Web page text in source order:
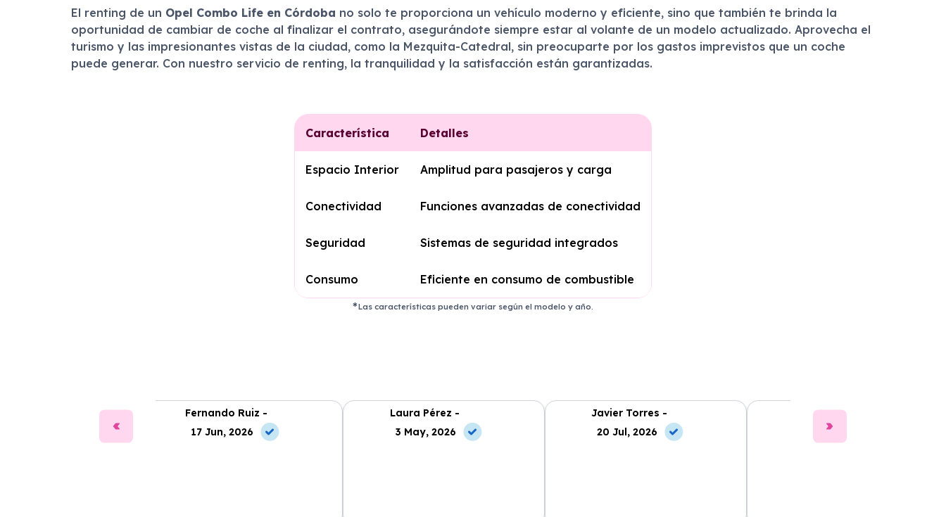
El renting de un Opel Combo Life en Córdoba no solo te proporciona un vehículo moderno y eficiente, sino que también te brinda la
oportunidad de cambiar de coche al finalizar el contrato, asegurándote siempre estar al volante de un modelo actualizado. Aprovecha el
turismo y las impresionantes vistas de la ciudad, como la Mezquita-Catedral, sin preocuparte por los gastos imprevistos que un coche
puede generar. Con nuestro servicio de renting, la tranquilidad y la satisfacción están garantizadas.
Característica Detalles
Espacio Interior Amplitud para pasajeros y carga
Conectividad Funciones avanzadas de conectividad
Seguridad Sistemas de seguridad integrados
Consumo Eficiente en consumo de combustible
Las características pueden variar según el modelo y año.
Fernando Ruiz -
17 Jun, 2026
Laura Pérez -
3 May, 2026
Javier Torres -
20 Jul, 2026
Clara Gómez -
10 Jul, 2026